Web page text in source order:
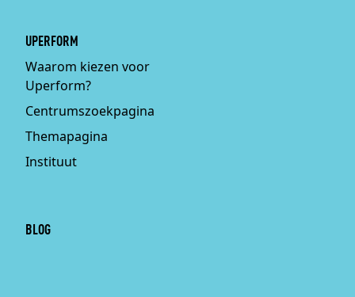
UPERFORM
Waarom kiezen voor
Uperform?
Centrumszoekpagina
Themapagina
Instituut
BLOG